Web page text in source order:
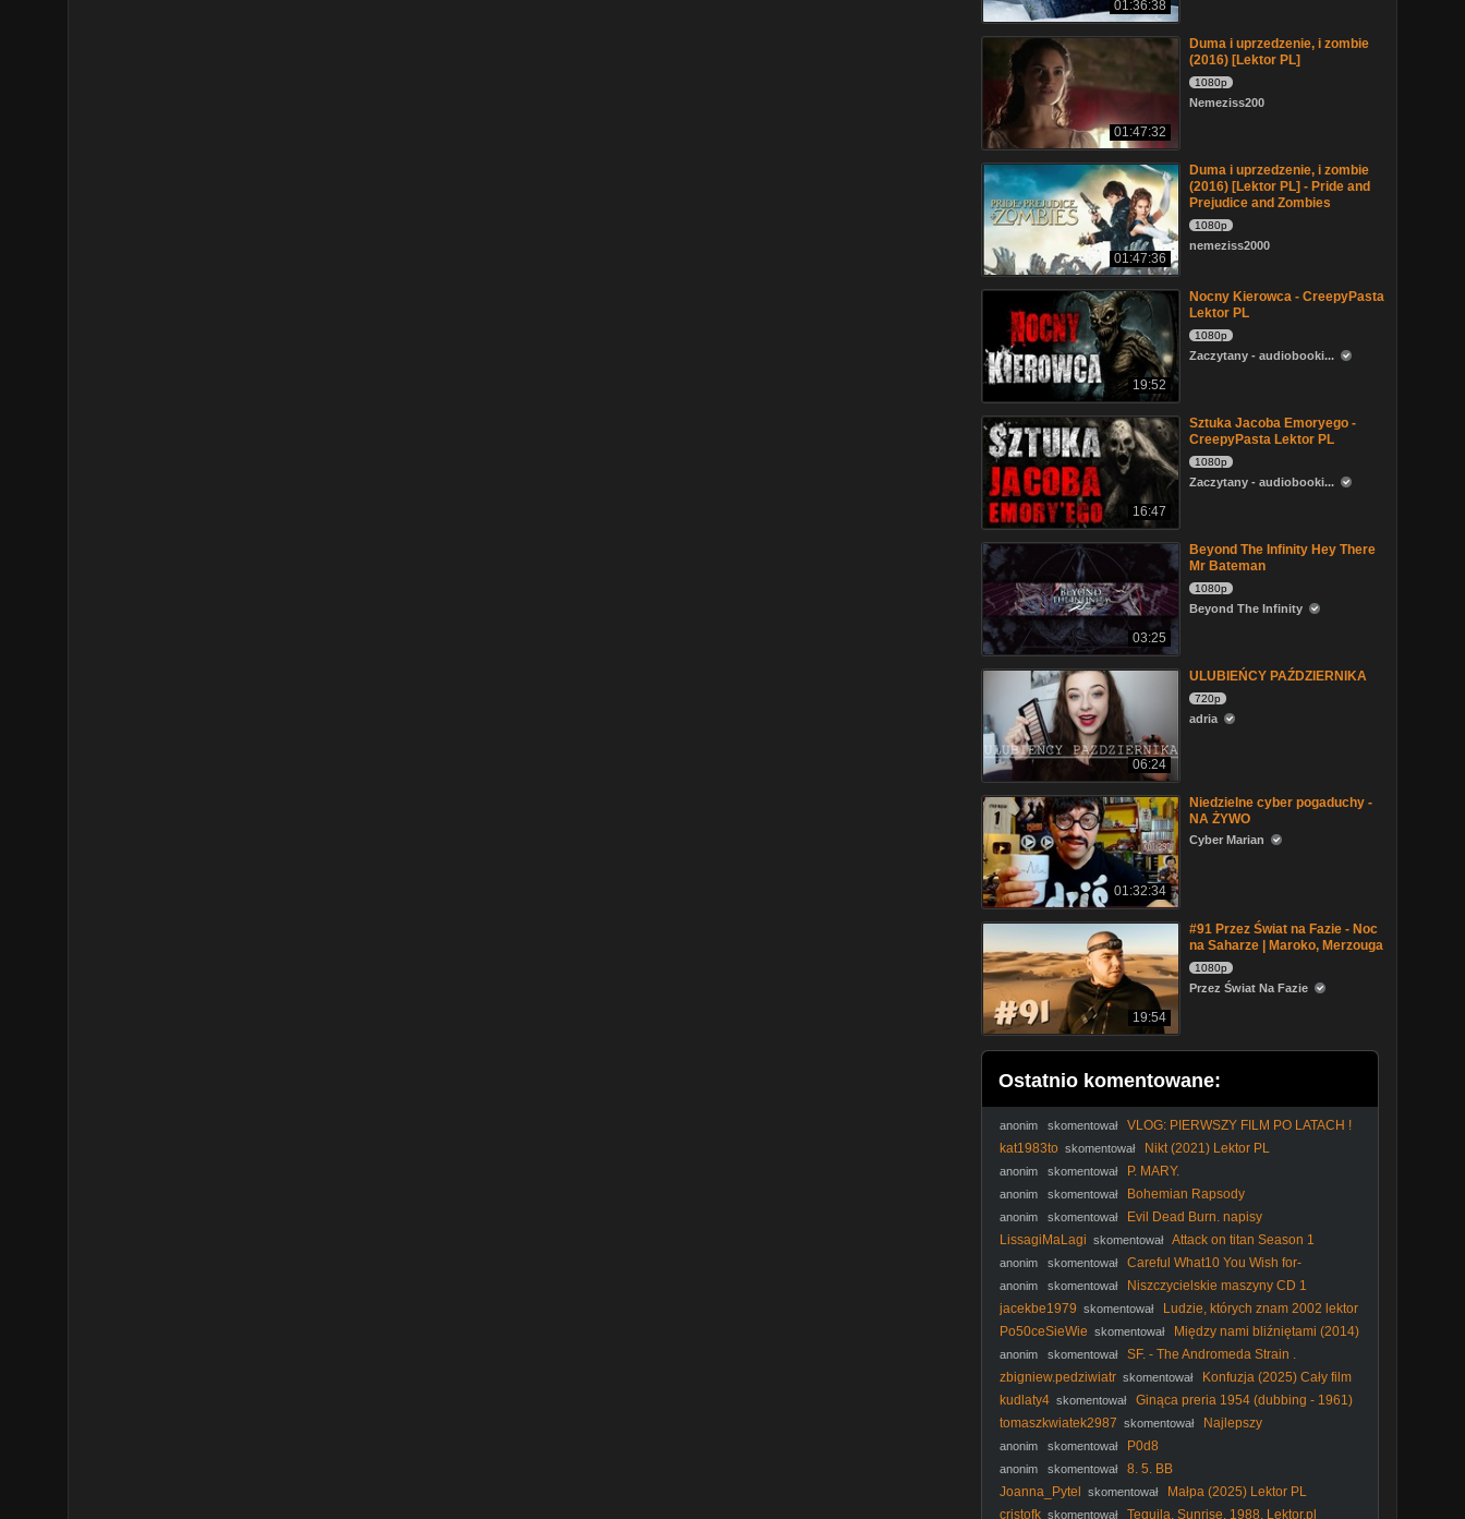
01:36:38
01:47:32
Duma i uprzedzenie, i zombie
(2016) [Lektor PL]
1080p
Nemeziss200
01:47:36
Duma i uprzedzenie, i zombie
(2016) [Lektor PL] - Pride and
Prejudice and Zombies
1080p
nemeziss2000
19:52
Nocny Kierowca - CreepyPasta
Lektor PL
1080p
Zaczytany - audiobooki...
16:47
Sztuka Jacoba Emoryego -
CreepyPasta Lektor PL
1080p
Zaczytany - audiobooki...
03:25
Beyond The Infinity Hey There
Mr Bateman
1080p
Beyond The Infinity
06:24
ULUBIEŃCY PAŹDZIERNIKA
720p
adria
01:32:34
Niedzielne cyber pogaduchy -
NA ŻYWO
Cyber Marian
19:54
#91 Przez Świat na Fazie - Noc
na Saharze | Maroko, Merzouga
1080p
Przez Świat Na Fazie
Ostatnio komentowane:
anonim skomentował
VLOG: PIERWSZY FILM PO LATACH !
kat1983to skomentował Nikt (2021) Lektor PL
anonim skomentował P. MARY.
anonim skomentował Bohemian Rapsody
anonim skomentował
Evil Dead Burn. napisy
LissagiMaLagi skomentował Attack on titan Season 1
Odcinek 22 [Napisy PL]
anonim skomentował
Careful What10 You Wish for-
Ostrożnie, czego11 sobie życzysz.
anonim skomentował
Niszczycielskie maszyny CD 1
jacekbe1979 skomentował
Ludzie, których znam 2002 lektor
pl
Po50ceSieWie skomentował
Między nami bliźniętami (2014)
[Lektor PL] - The Skeleton Twins
anonim skomentował
SF. - The Andromeda Strain .
Tajemnica. Andromedy. (1971) lektor
zbigniew.pedziwiatr skomentował
Konfuzja (2025) Cały film
PL
kudlaty4 skomentował
Ginąca preria 1954 (dubbing - 1961)
tomaszkwiatek2987 skomentował Najlepszy
anonim skomentował P0d8
anonim skomentował
8. 5. BB
Joanna_Pytel
skomentował
Małpa (2025) Lektor PL
cristofk skomentował Tequila. Sunrise. 1988. Lektor.pl